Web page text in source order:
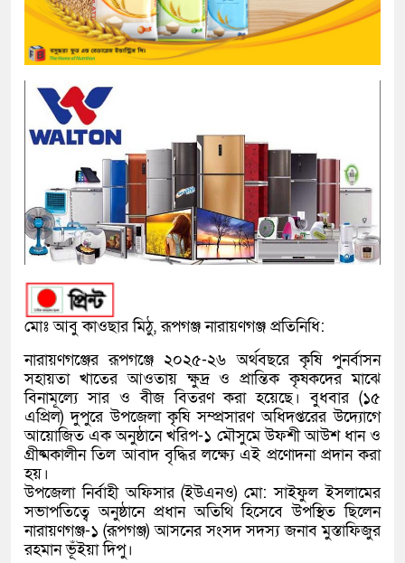
মোঃ আবু কাওছার মিঠু, রূপগঞ্জ নারায়ণগঞ্জ প্রতিনিধি:
নারায়ণগঞ্জের রূপগঞ্জে ২০২৫-২৬ অর্থবছরে কৃষি পুনর্বাসন
সহায়তা খাতের আওতায় ক্ষুদ্র ও প্রান্তিক কৃষকদের মাঝে
বিনামূল্যে সার ও বীজ বিতরণ করা হয়েছে। বুধবার (১৫
এপ্রিল) দুপুরে উপজেলা কৃষি সম্প্রসারণ অধিদপ্তরের উদ্যোগে
আয়োজিত এক অনুষ্ঠানে খরিপ-১ মৌসুমে উফশী আউশ ধান ও
গ্রীষ্মকালীন তিল আবাদ বৃদ্ধির লক্ষ্যে এই প্রণোদনা প্রদান করা
হয়।
উপজেলা নির্বাহী অফিসার (ইউএনও) মো: সাইফুল ইসলামের
সভাপতিত্বে অনুষ্ঠানে প্রধান অতিথি হিসেবে উপস্থিত ছিলেন
নারায়ণগঞ্জ-১ (রূপগঞ্জ) আসনের সংসদ সদস্য জনাব মুস্তাফিজুর
রহমান ভূঁইয়া দিপু।